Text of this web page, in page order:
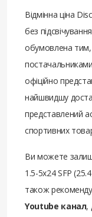
Відмінна ціна
без
обумовлена
офіційно
найшвидшу
представлений
спортивних
Ви можете
1.5-5х24 SFP
також
Youtube канал,